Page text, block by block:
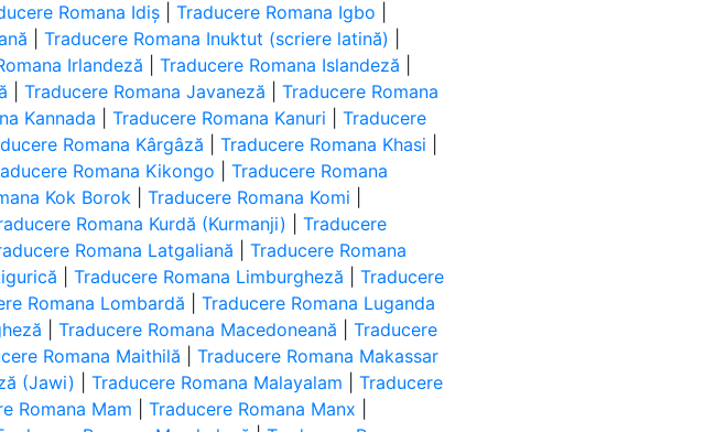
Romana Idiș |Traducere Romana Igbo
|Traducere Romana Inuktut (scriere latină)
Irlandeză |Traducere Romana Islandeză
|Traducere Romana Javaneză |Traducere Romana
Kannada |Traducere Romana Kanuri |Traducere
Romana Kârgâză |Traducere Romana Khasi
Romana Kikongo |Traducere Romana
Kok Borok |Traducere Romana Komi
Romana Kurdă (Kurmanji) |Traducere
Romana Latgaliană |Traducere Romana
|Traducere Romana Limburgheză |Traducere
Romana Lombardă |Traducere Romana Luganda
|Traducere Romana Macedoneană |Traducere
Romana Maithilă |Traducere Romana Makassar
(Jawi) |Traducere Romana Malayalam |Traducere
Romana Mam |Traducere Romana Manx